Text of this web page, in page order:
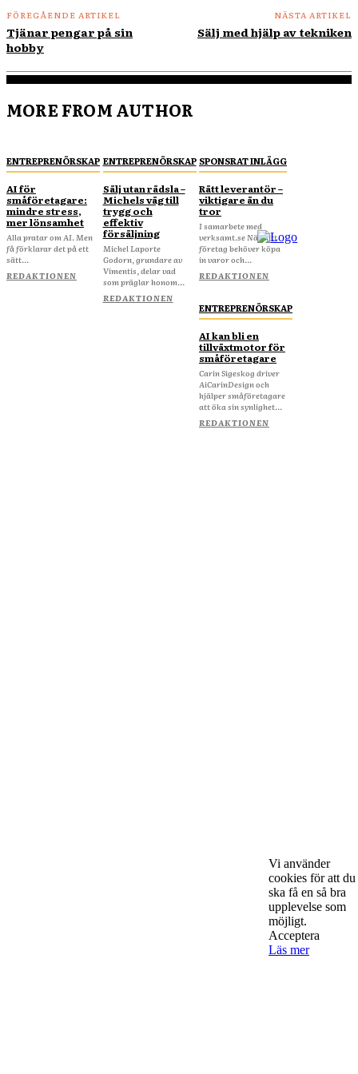
FÖREGÅENDE ARTIKEL
Tjänar pengar på sin
hobby
NÄSTA ARTIKEL
Sälj med hjälp av tekniken
MORE FROM AUTHOR
ENTREPRENÖRSKAP
AI för
småföretagare:
mindre stress,
mer lönsamhet
Alla pratar om AI. Men
få förklarar det på ett
sätt...
REDAKTIONEN
ENTREPRENÖRSKAP
Sälj utan rädsla –
Michels väg till
trygg och
effektiv
försäljning
Michel Laporte
Godorn, grundare av
Vimentis, delar vad
som präglar honom...
REDAKTIONEN
SPONSRAT INLÄGG
Rätt leverantör –
viktigare än du
tror
I samarbete med
verksamt.se När ditt
företag behöver köpa
in varor och...
REDAKTIONEN
ENTREPRENÖRSKAP
AI kan bli en
tillväxtmotor för
småföretagare
Carin Sigeskog driver
AiCarinDesign och
hjälper småföretagare
att öka sin synlighet...
REDAKTIONEN
Vi använder
cookies för att du
ska få en så bra
upplevelse som
möjligt.
Acceptera
Läs mer